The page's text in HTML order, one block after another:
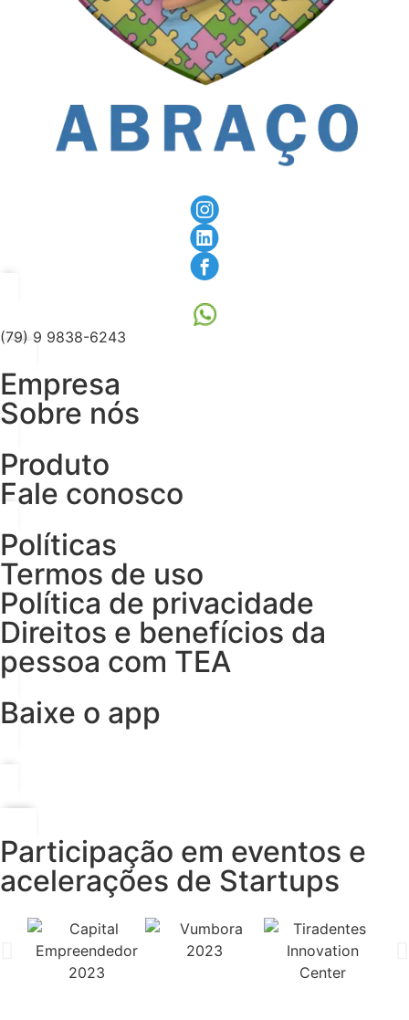
(79) 9 9838-6243
Empresa
Sobre nós
Produto
Fale conosco
Políticas
Termos de uso
Política de privacidade
Direitos e benefícios da
pessoa com TEA
Baixe o app
Participação em eventos e
acelerações de Startups